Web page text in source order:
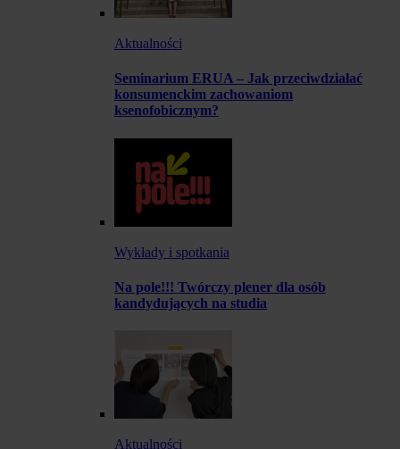
Aktualności
Seminarium ERUA – Jak przeciwdziałać
konsumenckim zachowaniom
ksenofobicznym?
Wykłady i spotkania
Na pole!!! Twórczy plener dla osób
kandydujących na studia
Aktualności